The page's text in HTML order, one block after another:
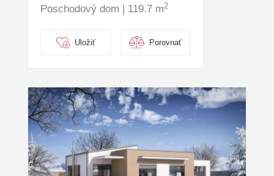
Poschodový dom | 119.7 m2
Uložiť Porovnať